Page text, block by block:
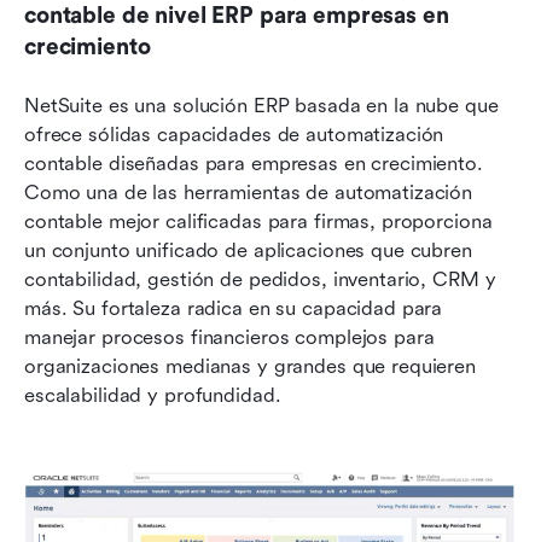
contable de nivel ERP para empresas en
crecimiento
NetSuite es una solución ERP basada en la nube que
ofrece sólidas capacidades de automatización
contable diseñadas para empresas en crecimiento.
Como una de las herramientas de automatización
contable mejor calificadas para firmas, proporciona
un conjunto unificado de aplicaciones que cubren
contabilidad, gestión de pedidos, inventario, CRM y
más. Su fortaleza radica en su capacidad para
manejar procesos financieros complejos para
organizaciones medianas y grandes que requieren
escalabilidad y profundidad.